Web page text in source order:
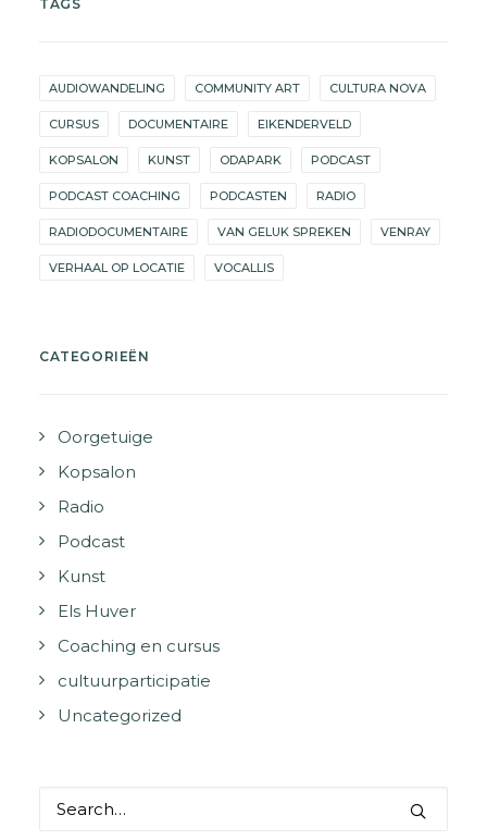
TAGS
AUDIOWANDELING COMMUNITY ART CULTURA NOVA
CURSUS DOCUMENTAIRE EIKENDERVELD
KOPSALON KUNST ODAPARK PODCAST
PODCAST COACHING PODCASTEN RADIO
RADIODOCUMENTAIRE VAN GELUK SPREKEN VENRAY
VERHAAL OP LOCATIE VOCALLIS
CATEGORIEËN
Oorgetuige
Kopsalon
Radio
Podcast
Kunst
Els Huver
Coaching en cursus
cultuurparticipatie
Uncategorized